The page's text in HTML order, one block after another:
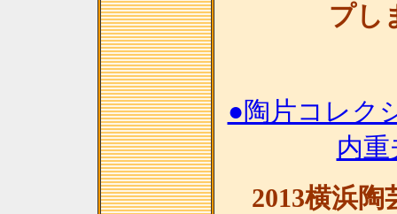
プし
●陶片コレク
内
2013横浜陶